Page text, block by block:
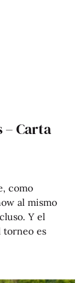
– Carta
como
al mismo
Y el
es